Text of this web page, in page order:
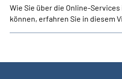
Wie Sie über die Online-
können, erfahren Sie in diesem